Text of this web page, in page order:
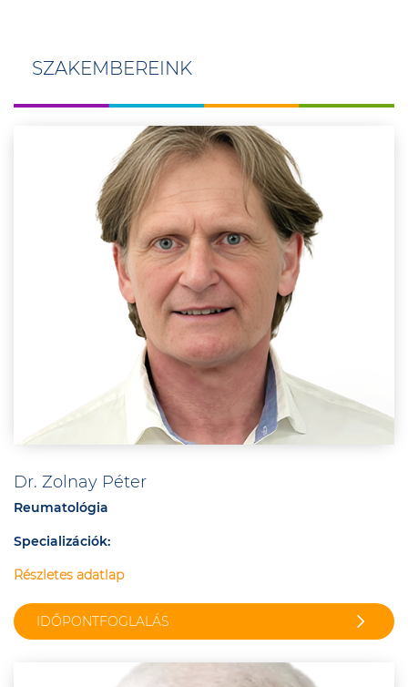
SZAKEMBEREINK
Dr. Zolnay Péter
Reumatológia
Specializációk:
Részletes adatlap
IDŐPONTFOGLALÁS